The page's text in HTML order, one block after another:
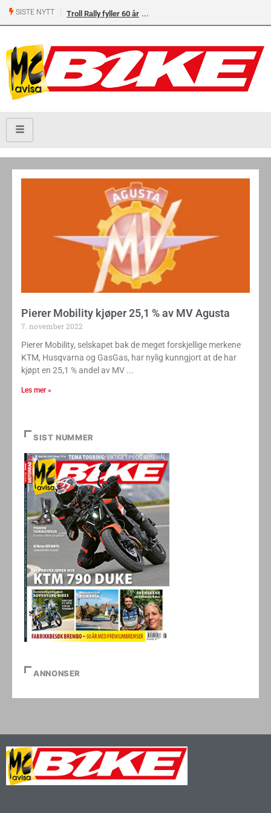
SISTE NYTT Troll Rally fyller 60 år
Pierer Mobility kjøper 25,1 % av MV Agusta
7. november 2022
Pierer Mobility, selskapet bak de meget forskjellige merkene
KTM, Husqvarna og GasGas, har nylig kunngjort at de har
kjøpt en 25,1 % andel av MV
Les mer »
SIST NUMMER
ANNONSER